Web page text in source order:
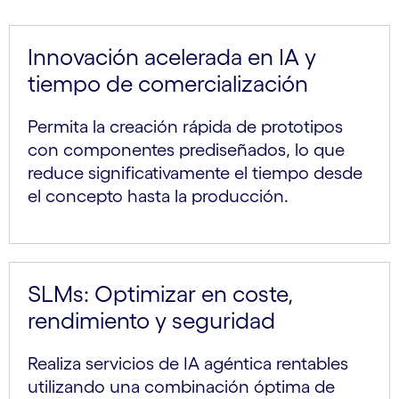
Innovación acelerada en IA y
tiempo de comercialización
Permita la creación rápida de prototipos
con componentes prediseñados, lo que
reduce significativamente el tiempo desde
el concepto hasta la producción.
SLMs: Optimizar en coste,
rendimiento y seguridad
Realiza servicios de IA agéntica rentables
utilizando una combinación óptima de